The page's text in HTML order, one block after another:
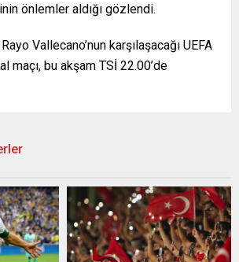
önlemler aldığı gözlendi.
Vallecano’nun karşılaşacağı UEFA
maçı, bu akşam TSİ 22.00’de